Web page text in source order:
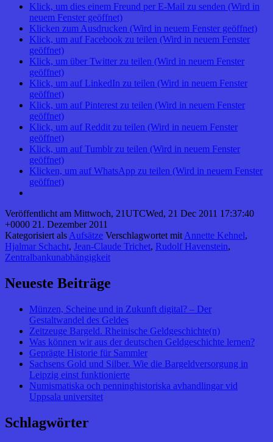
Klick, um dies einem Freund per E-Mail zu senden (Wird in
neuem Fenster geöffnet)
Klicken zum Ausdrucken (Wird in neuem Fenster geöffnet)
Klick, um auf Facebook zu teilen (Wird in neuem Fenster
geöffnet)
Klick, um über Twitter zu teilen (Wird in neuem Fenster
geöffnet)
Klick, um auf LinkedIn zu teilen (Wird in neuem Fenster
geöffnet)
Klick, um auf Pinterest zu teilen (Wird in neuem Fenster
geöffnet)
Klick, um auf Reddit zu teilen (Wird in neuem Fenster
geöffnet)
Klick, um auf Tumblr zu teilen (Wird in neuem Fenster
geöffnet)
Klicken, um auf WhatsApp zu teilen (Wird in neuem Fenster
geöffnet)
Veröffentlicht am Mittwoch, 21UTCWed, 21 Dec 2011 17:37:40
+0000 21. Dezember 2011
Kategorisiert als Aufsätze Verschlagwortet mit Annette Kehnel,
Hjalmar Schacht, Jean-Claude Trichet, Rudolf Havenstein,
Zentralbankunabhängigkeit
Neueste Beiträge
Münzen, Scheine und in Zukunft digital? – Der
Gestaltwandel des Geldes
Zeitzeuge Bargeld. Rheinische Geldgeschichte(n)
Was können wir aus der deutschen Geldgeschichte lernen?
Geprägte Historie für Sammler
Sachsens Gold und Silber. Wie die Bargeldversorgung in
Leipzig einst funktionierte
Numismatiska och penninghistoriska avhandlingar vid
Uppsala universitet
Schlagwörter